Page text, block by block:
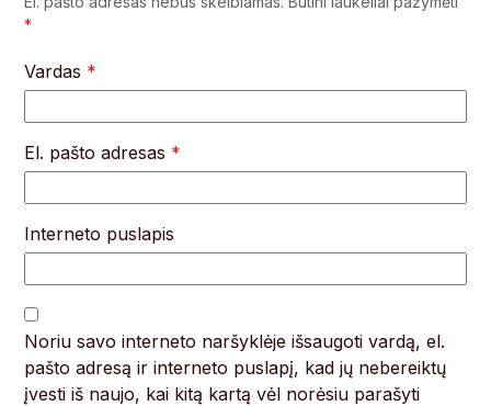
*
Vardas *
El. pašto adresas *
Interneto puslapis
Noriu savo interneto naršyklėje išsaugoti vardą, el.
pašto adresą ir interneto puslapį, kad jų nebereiktų
įvesti iš naujo, kai kitą kartą vėl norėsiu parašyti